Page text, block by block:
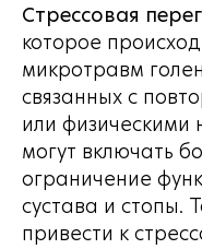
Стрессовая
которое
микротравм
связанных с
или физическими
могут включать
ограничение
сустава и стопы.
привести к